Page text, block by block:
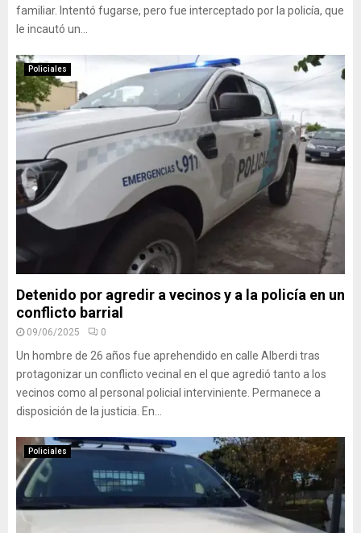
familiar. Intentó fugarse, pero fue interceptado por la policía, que
le incautó un...
Policiales
Detenido por agredir a vecinos y a la policía en un
conflicto barrial
09/06/2025 0
Un hombre de 26 años fue aprehendido en calle Alberdi tras
protagonizar un conflicto vecinal en el que agredió tanto a los
vecinos como al personal policial interviniente. Permanece a
disposición de la justicia. En...
Policiales